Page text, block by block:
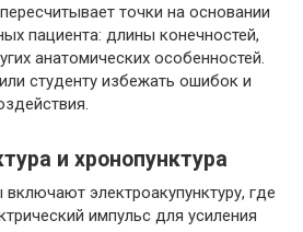
точки на основании
пациента: длины конечностей,
анатомических особенностей.
студенту избежать ошибок и
и хронопунктура
электроакупунктуру, где
импульс для усиления